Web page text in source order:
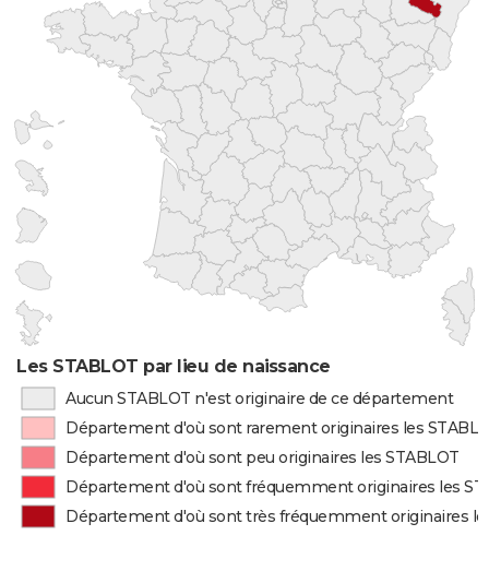
Les STABLOT par lieu de naissance
Aucun STABLOT n'est originaire de ce département
Département d'où sont rarement originaires les
Département d'où sont peu originaires les STABLOT
Département d'où sont fréquemment originaires les
Département d'où sont très fréquemment originaires